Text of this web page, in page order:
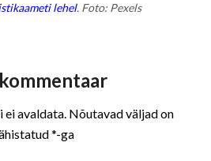
lehel. Foto: Pexels
ei avaldata. Nõutavad väljad on
*-ga